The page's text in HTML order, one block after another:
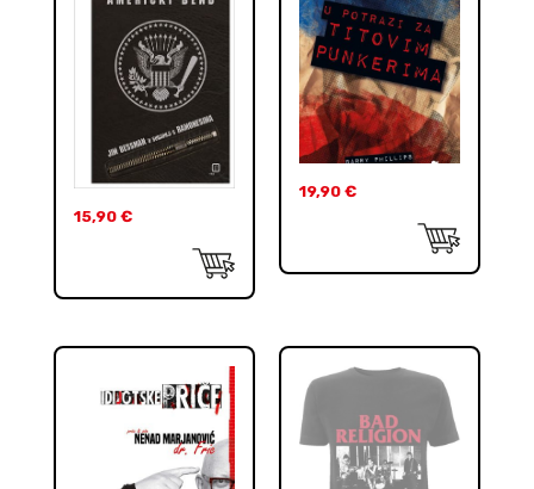
15,90 €
19,90 €